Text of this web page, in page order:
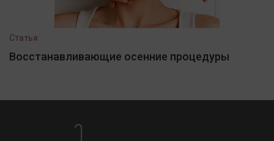
Статья
Восстанавливающие осенние процедуры